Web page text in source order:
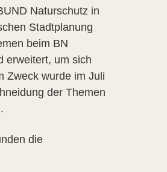
Naturschutz in
Stadtplanung
beim BN
erweitert, um sich
Zweck wurde im Juli
der Themen
die